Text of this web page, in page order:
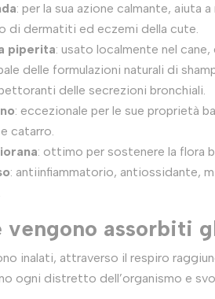
: per la sua azione calmante,
di dermatiti ed eczemi della cute.
piperita: usato localmente nel
delle formulazioni naturali di
delle secrezioni bronchiali.
: eccezionale per le sue proprietà
catarro.
: ottimo per sostenere la flora
: antiinfiammatorio, antiossidante,
vengono assorbiti
inalati, attraverso il respiro
ogni distretto dell’organismo e